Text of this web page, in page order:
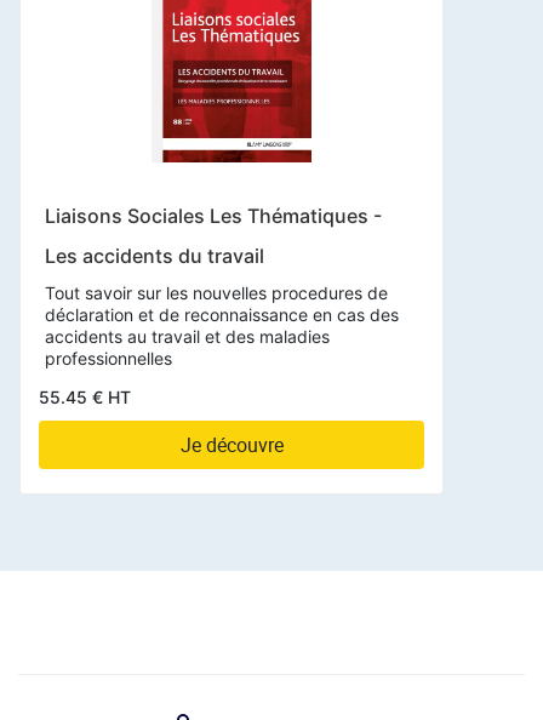
Liaisons Sociales Les Thématiques -
Les accidents du travail
Tout savoir sur les nouvelles procedures de
déclaration et de reconnaissance en cas des
accidents au travail et des maladies
professionnelles
55.45 € HT
Je découvre